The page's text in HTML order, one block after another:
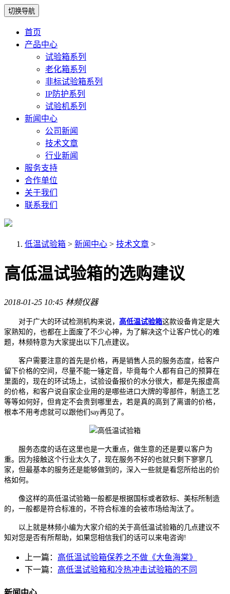
切换导航
首页
产品中心
试验箱系列
老化箱系列
非标试验箱系列
IP防护系列
试验机系列
新闻中心
公司新闻
技术文章
行业新闻
服务支持
合作单位
关于我们
联系我们
低温试验箱 > 新闻中心 > 技术文章 >
高低温试验箱的选购建议
2018-01-25 10:45 林频仪器
对于广大的环试检测机构来说， 高低温试验箱这款设备肯定是大
家熟知的，也都在上面废了不少心神，为了解决这个让客户忧心的难
题，林频特意为大家提出以下几点建议。
客户需要注意的首先是价格，再是销售人员的服务态度，给客户
留下价格的空间，尽量不能一锤定音，毕竟每个人都有自己的预算在
里面的，现在的环试场上，试验设备报价的水分很大，都是先报虚高
的价格，和客户说自家企业用的是哪些进口大牌的零部件，制造工艺
等等如何好，但肯定不会贵到哪里去，若是真的高到了离谱的价格，
根本不用考虑就可以跟他们say再见了。
服务态度的话在这里也是一大重点，做生意的还是要以客户为
重。因为接触这个行业太久了，现在服务不好的也就只剩下寥寥几
家，但最基本的服务还是能够做到的，深入一些就是看您所给出的价
格如何。
像这样的高低温试验箱一般都是根据国标或者欧标、美标所制造
的，一般都是符合标准的，不符合标准的会被市场给淘汰了。
以上就是林频小编为大家介绍的关于高低温试验箱的几点建议不
知对您是否有所帮助，如果您相信我们的话可以来电咨询!
上一篇： 高低温试验箱保养之不做《大鱼海棠》
下一篇： 高低温试验箱和冷热冲击试验箱的不同